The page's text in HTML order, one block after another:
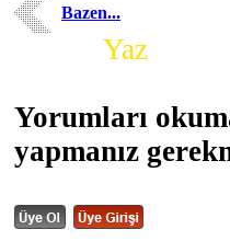
Bazen...
Yaz
Yorumları
yapmanız